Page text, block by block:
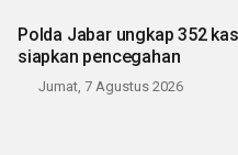
Polda Jabar ungkap 352
siapkan pencegahan
Jumat, 7 Agustus 2026